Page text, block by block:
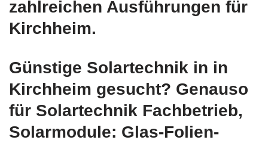
zahlreichen Ausführungen für
Kirchheim.
Günstige Solartechnik in in
Kirchheim gesucht? Genauso
für Solartechnik Fachbetrieb,
Solarmodule: Glas-Folien-